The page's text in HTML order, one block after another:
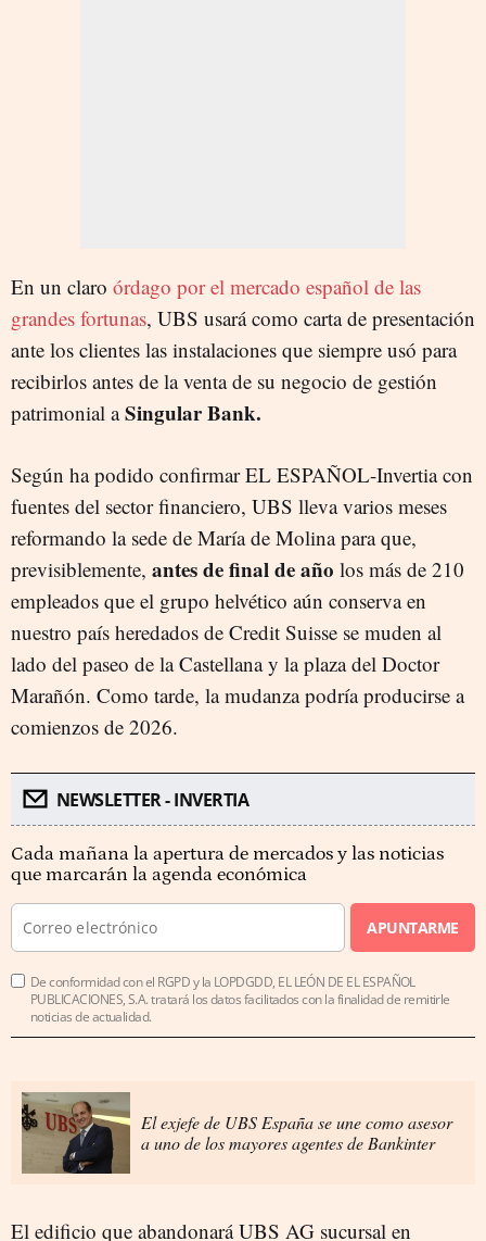
En un claro órdago por el mercado español de las
grandes fortunas, UBS usará como carta de presentación
ante los clientes las instalaciones que siempre usó para
recibirlos antes de la venta de su negocio de gestión
patrimonial aSingular Bank.
Según ha podido confirmar EL ESPAÑOL-Invertia con
fuentes del sector financiero, UBS lleva varios meses
reformando la sede de María de Molina para que,
previsiblemente, antes de final de año los más de 210
empleados que el grupo helvético aún conserva en
nuestro país heredados de Credit Suisse se muden al
lado del paseo de la Castellana y la plaza del Doctor
Marañón. Como tarde, la mudanza podría producirse a
comienzos de 2026.
NEWSLETTER - INVERTIA
Cada mañana la apertura de mercados y las noticias
que marcarán la agenda económica
APUNTARME
De conformidad con el RGPD y la LOPDGDD, EL LEÓN DE EL ESPAÑOL
PUBLICACIONES, S.A. tratará los datos facilitados con la finalidad de remitirle
noticias de actualidad.
El exjefe de UBS España se une como asesor
a uno de los mayores agentes de Bankinter
El edificio que abandonará UBS AG sucursal en